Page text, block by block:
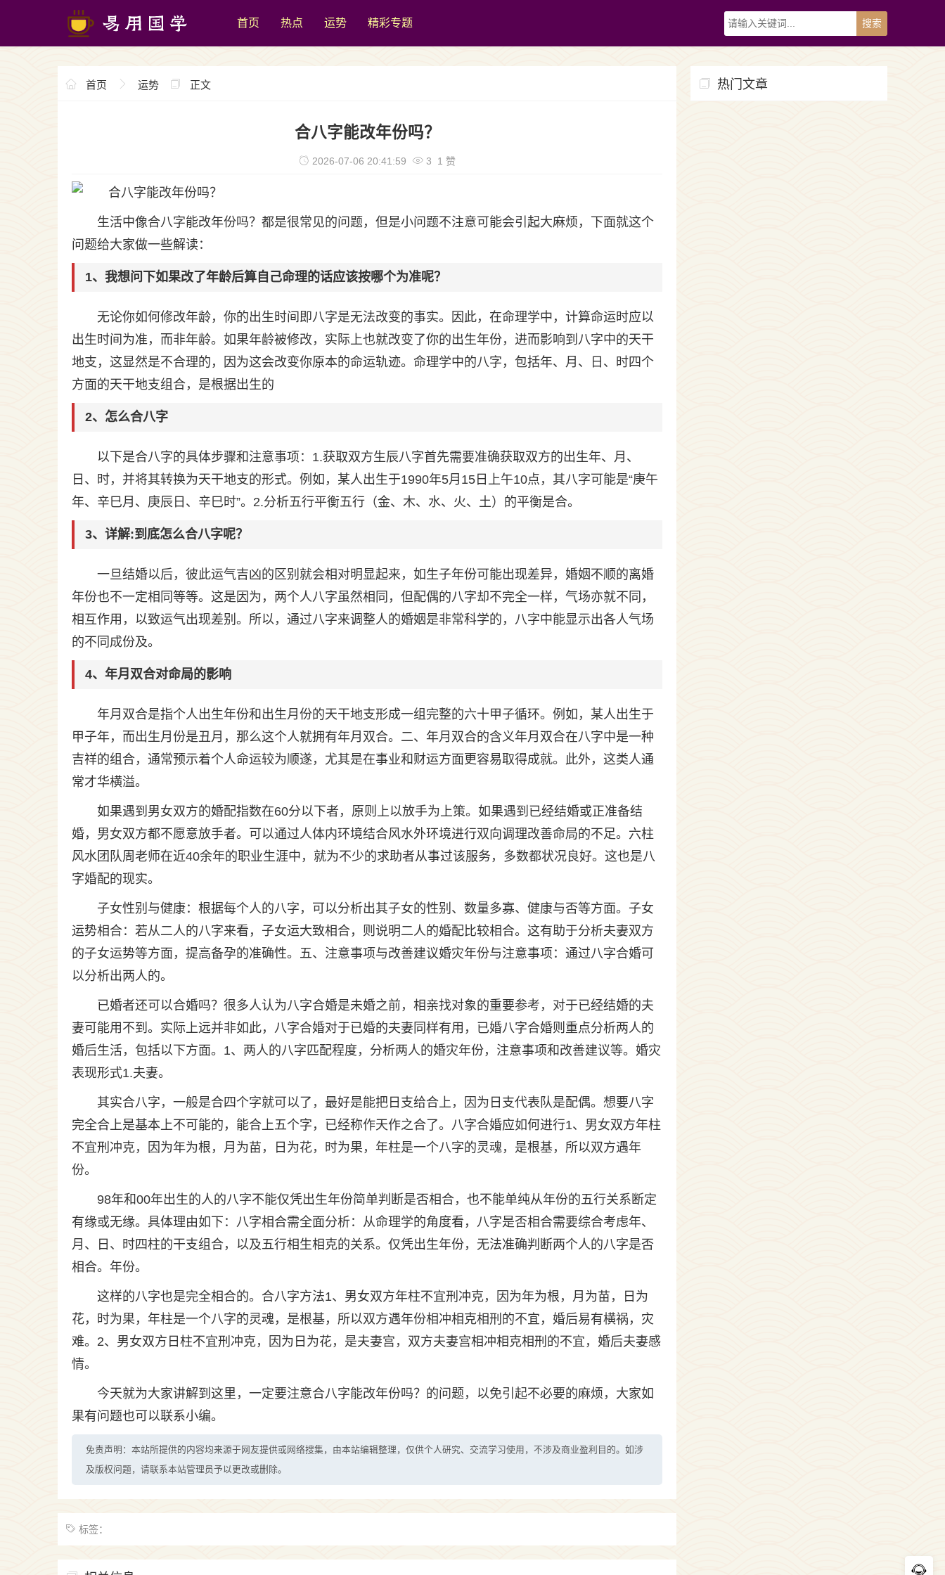
首页 热点 运势 精彩专题
首页 运势 正文
合八字能改年份吗？
2026-07-06 20:41:59 3 1 赞
生活中像合八字能改年份吗？都是很常见的问题，但是小问题不注意可能会引起大麻烦，下面就这个
问题给大家做一些解读：
1、我想问下如果改了年龄后算自己命理的话应该按哪个为准呢？
无论你如何修改年龄，你的出生时间即八字是无法改变的事实。因此，在命理学中，计算命运时应以
出生时间为准，而非年龄。如果年龄被修改，实际上也就改变了你的出生年份，进而影响到八字中的天干
地支，这显然是不合理的，因为这会改变你原本的命运轨迹。命理学中的八字，包括年、月、日、时四个
方面的天干地支组合，是根据出生的
2、怎么合八字
以下是合八字的具体步骤和注意事项：1.获取双方生辰八字首先需要准确获取双方的出生年、月、
日、时，并将其转换为天干地支的形式。例如，某人出生于1990年5月15日上午10点，其八字可能是“庚午
年、辛巳月、庚辰日、辛巳时”。2.分析五行平衡五行（金、木、水、火、土）的平衡是合。
3、详解:到底怎么合八字呢？
一旦结婚以后，彼此运气吉凶的区别就会相对明显起来，如生子年份可能出现差异，婚姻不顺的离婚
年份也不一定相同等等。这是因为，两个人八字虽然相同，但配偶的八字却不完全一样，气场亦就不同，
相互作用，以致运气出现差别。所以，通过八字来调整人的婚姻是非常科学的，八字中能显示出各人气场
的不同成份及。
4、年月双合对命局的影响
年月双合是指个人出生年份和出生月份的天干地支形成一组完整的六十甲子循环。例如，某人出生于
甲子年，而出生月份是丑月，那么这个人就拥有年月双合。二、年月双合的含义年月双合在八字中是一种
吉祥的组合，通常预示着个人命运较为顺遂，尤其是在事业和财运方面更容易取得成就。此外，这类人通
常才华横溢。
如果遇到男女双方的婚配指数在60分以下者，原则上以放手为上策。如果遇到已经结婚或正准备结
婚，男女双方都不愿意放手者。可以通过人体内环境结合风水外环境进行双向调理改善命局的不足。六柱
风水团队周老师在近40余年的职业生涯中，就为不少的求助者从事过该服务，多数都状况良好。这也是八
字婚配的现实。
子女性别与健康：根据每个人的八字，可以分析出其子女的性别、数量多寡、健康与否等方面。子女
运势相合：若从二人的八字来看，子女运大致相合，则说明二人的婚配比较相合。这有助于分析夫妻双方
的子女运势等方面，提高备孕的准确性。五、注意事项与改善建议婚灾年份与注意事项：通过八字合婚可
以分析出两人的。
已婚者还可以合婚吗？很多人认为八字合婚是未婚之前，相亲找对象的重要参考，对于已经结婚的夫
妻可能用不到。实际上远并非如此，八字合婚对于已婚的夫妻同样有用，已婚八字合婚则重点分析两人的
婚后生活，包括以下方面。1、两人的八字匹配程度，分析两人的婚灾年份，注意事项和改善建议等。婚灾
表现形式1.夫妻。
其实合八字，一般是合四个字就可以了，最好是能把日支给合上，因为日支代表队是配偶。想要八字
完全合上是基本上不可能的，能合上五个字，已经称作天作之合了。八字合婚应如何进行1、男女双方年柱
不宜刑冲克，因为年为根，月为苗，日为花，时为果，年柱是一个八字的灵魂，是根基，所以双方遇年
份。
98年和00年出生的人的八字不能仅凭出生年份简单判断是否相合，也不能单纯从年份的五行关系断定
有缘或无缘。具体理由如下：八字相合需全面分析：从命理学的角度看，八字是否相合需要综合考虑年、
月、日、时四柱的干支组合，以及五行相生相克的关系。仅凭出生年份，无法准确判断两个人的八字是否
相合。年份。
这样的八字也是完全相合的。合八字方法1、男女双方年柱不宜刑冲克，因为年为根，月为苗，日为
花，时为果，年柱是一个八字的灵魂，是根基，所以双方遇年份相冲相克相刑的不宜，婚后易有横祸，灾
难。2、男女双方日柱不宜刑冲克，因为日为花，是夫妻宫，双方夫妻宫相冲相克相刑的不宜，婚后夫妻感
情。
今天就为大家讲解到这里，一定要注意合八字能改年份吗？的问题，以免引起不必要的麻烦，大家如
果有问题也可以联系小编。
免责声明：本站所提供的内容均来源于网友提供或网络搜集，由本站编辑整理，仅供个人研究、交流学习使用，不涉及商业盈利目的。如涉
及版权问题，请联系本站管理员予以更改或删除。
标签：
热门文章